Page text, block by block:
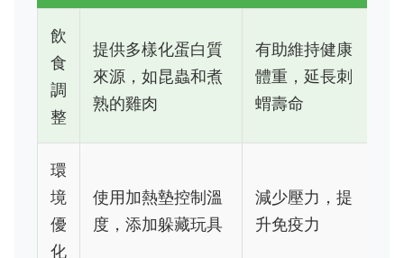
飲
食
調
整
提供多樣化蛋白質
來源，如昆蟲和煮
熟的雞肉
有助維持健康
體重，延長刺
蝟壽命
環
境
優
化
使用加熱墊控制溫
度，添加躲藏玩具
減少壓力，提
升免疫力